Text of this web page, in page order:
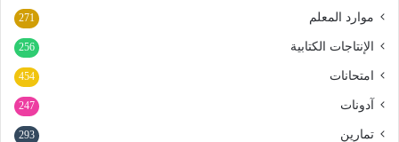
موارد المعلم 271
الإنتاجات الكتابية 256
امتحانات 454
آدونات 247
تمارين 293